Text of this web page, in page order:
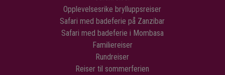
Opplevelsesrike brylluppsreiser
Safari med badeferie på Zanzibar
Safari med badeferie i Mombasa
Familiereiser
Rundreiser
Reiser til sommerferien